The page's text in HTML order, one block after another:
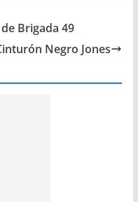
Brigada 49
Negro Jones